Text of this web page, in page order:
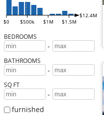
$0 $500k $1M $1.5M
$12.4M
BEDROOMS
-
BATHROOMS
-
SQ FT
-
furnished